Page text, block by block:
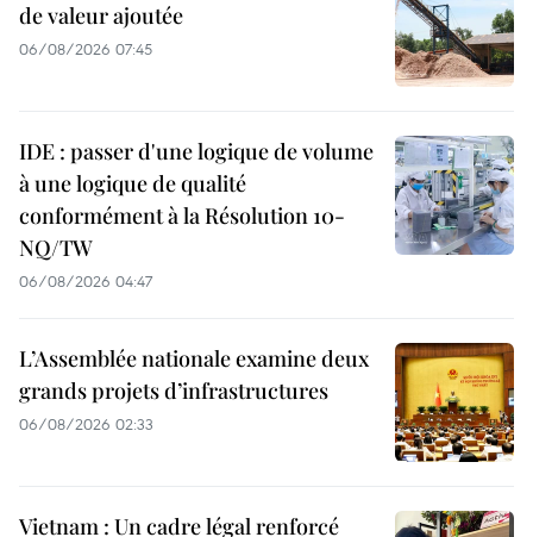
de valeur ajoutée
06/08/2026 07:45
IDE : passer d'une logique de volume
à une logique de qualité
conformément à la Résolution 10-
NQ/TW
06/08/2026 04:47
L’Assemblée nationale examine deux
grands projets d’infrastructures
06/08/2026 02:33
Vietnam : Un cadre légal renforcé